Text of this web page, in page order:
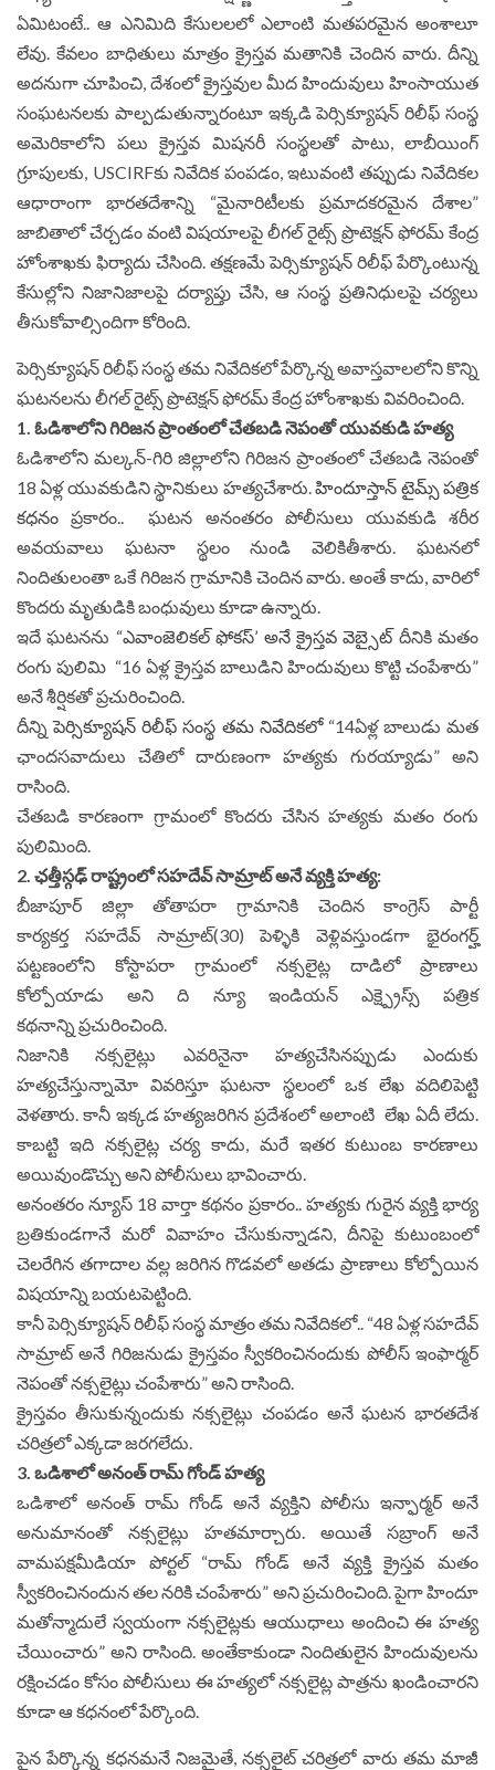
ఏమిటంటే.. ఆ ఎనిమిది కేసులలలో ఎలాంటి మతపరమైన అంశాలూ
లేవు. కేవలం బాధితులు మాత్రం క్రైస్తవ మతానికి చెందిన వారు. దీన్ని
అదనుగా చూపించి, దేశంలో క్రైస్తవుల మీద హిందువులు హింసాయుత
సంఘటనలకు పాల్పడుతున్నారంటూ ఇక్కడి పెర్సిక్యూషన్ రిలీఫ్ సంస్థ
అమెరికాలోని పలు క్రైస్తవ మిషనరీ సంస్థలతో పాటు, లాబీయింగ్
గ్రూపులకు, USCIRFకు నివేదిక పంపడం, ఇటువంటి తప్పుడు నివేదికల
ఆధారాంగా భారతదేశాన్ని “మైనారిటీలకు ప్రమాదకరమైన దేశాల”
జాబితాలో చేర్చడం వంటి విషయాలపై లీగల్ రైట్స్ ప్రొటెక్షన్ ఫోరమ్ కేంద్ర
హోంశాఖకు ఫిర్యాదు చేసింది. తక్షణమే పెర్సిక్యూషన్ రిలీఫ్ పేర్కొంటున్న
కేసుల్లోని నిజానిజాలపై దర్యాప్తు చేసి, ఆ సంస్థ ప్రతినిధులపై చర్యలు
తీసుకోవాల్సిందిగా కోరింది.
పెర్సిక్యూషన్ రిలీఫ్ సంస్థ తమ నివేదికలో పేర్కొన్న అవాస్తవాలలోని కొన్ని
ఘటనలను లీగల్ రైట్స్ ప్రొటెక్షన్ ఫోరమ్ కేంద్ర హోంశాఖకు వివరించింది.
1. ఓడిశాలోని గిరిజన ప్రాంతంలో చేతబడి నెపంతో యువకుడి హత్య
ఓడిశాలోని మల్కన్-గిరి జిల్లాలోని గిరిజన ప్రాంతంలో చేతబడి నెపంతో
18 ఏళ్ల యువకుడిని స్థానికులు హత్యచేశారు.హిందూస్తాన్ టైమ్స్ పత్రిక
కధనం ప్రకారం.. ఘటన అనంతరం పోలీసులు యువకుడి శరీర
అవయవాలు ఘటనా స్థలం నుండి వెలికితీశారు. ఘటనలో
నిందితులంతా ఒకే గిరిజన గ్రామానికి చెందిన వారు. అంతే కాదు, వారిలో
కొందరు మృతుడికి బంధువులు కూడా ఉన్నారు.
ఇదే ఘటనను “ఎవాంజెలికల్ ఫోకస్’ అనే క్రైస్తవ వెబ్సైట్దీనికి మతం
రంగు పులిమి “16 ఏళ్ల క్రైస్తవ బాలుడిని హిందువులు కొట్టి చంపేశారు”
అనే శీర్షికతో ప్రచురించింది.
దీన్నిపెర్సిక్యూషన్ రిలీఫ్ సంస్థ తమ నివేదికలో“14ఏళ్ల బాలుడు మత
ఛాందసవాదులు చేతిలో దారుణంగా హత్యకు గురయ్యాడు” అని
రాసింది.
చేతబడి కారణంగా గ్రామంలో కొందరు చేసిన హత్యకు మతం రంగు
పులిమింది.
2. ఛత్తీస్గఢ్ రాష్ట్రంలో సహదేవ్ సామ్రాట్ అనే వ్యక్తి హత్య:
బీజాపూర్ జిల్లా తోతాపరా గ్రామానికి చెందిన కాంగ్రెస్ పార్టీ
కార్యకర్త సహదేవ్ సామ్రాట్(30)పెళ్ళికి వెళ్లివస్తుండగా భైరంగర్హ్
పట్టణంలోని కోస్టాపరా గ్రామంలో నక్సలైట్ల దాడిలో ప్రాణాలు
కోల్పోయాడు అని ది న్యూ ఇండియన్ ఎక్ష్ప్రెస్స్ పత్రిక
కథనాన్ని ప్రచురించింది.
నిజానికి నక్సలైట్లు ఎవరినైనా హత్యచేసినప్పుడు ఎందుకు
హత్యచేస్తున్నామో వివరిస్తూ ఘటనా స్థలంలో ఒక లేఖ వదిలిపెట్టి
వెళతారు. కానీ ఇక్కడ హత్యజరిగిన ప్రదేశంలో అలాంటి లేఖ ఏదీ లేదు.
కాబట్టి ఇది నక్సలైట్ల చర్య కాదు, మరే ఇతర కుటుంబ కారణాలు
అయివుండొచ్చు అని పోలీసులు భావించారు.
అనంతరం న్యూస్ 18 వార్తా కథనం ప్రకారం.. హత్యకు గురైన వ్యక్తి భార్య
బ్రతికుండగానే మరో వివాహం చేసుకున్నాడని, దీనిపై కుటుంబంలో
చెలరేగిన తగాదాల వల్ల జరిగిన గొడవలో అతడు ప్రాణాలు కోల్పోయిన
విషయాన్ని బయటపెట్టింది.
కానీ పెర్సిక్యూషన్ రిలీఫ్ సంస్థ మాత్రం తమ నివేదికలో.. “48 ఏళ్ల సహదేవ్
సామ్రాట్ అనే గిరిజనుడు క్రైస్తవం స్వీకరించినందుకు పోలీస్ ఇంఫార్మర్
నెపంతో నక్సలైట్లు చంపేశారు” అని రాసింది.
క్రైస్తవం తీసుకున్నందుకు నక్సలైట్లు చంపడం అనే ఘటన భారతదేశ
చరిత్రలో ఎక్కడా జరగలేదు.
3. ఒడిశాలో అనంత్ రామ్ గోండ్ హత్య
ఒడిశాలో అనంత్ రామ్ గోండ్ అనే వ్య‌క్తిని పోలీసు ఇన్ఫార్మర్ అనే
అనుమానంతో నక్సలైట్లు హ‌త‌మార్చారు. అయితే స‌బ్రాంగ్ అనే
వామ‌ప‌క్షమీడియా పోర్ట‌ల్ “రామ్ గోండ్ అనే వ్యక్తి క్రైస్త‌వ మతం
స్వీకరించినందున త‌ల న‌రికి చంపేశారు” అని ప్రచురించింది. పైగా హిందూ
మతోన్మాదులే స్వయంగా నక్సలైట్లకు ఆయుధాలు అందించి ఈ హత్య
చేయించారు” అని రాసింది. అంతేకాకుండా నిందితులైన హిందువులను
రక్షించడం కోసం పోలీసులు ఈ హత్యలో నక్సలైట్ల పాత్రను ఖండించార‌ని
కూడా ఆ కధనంలో పేర్కొంది.
పైన పేర్కొన్న కధనమనే నిజమైతే, నక్సలైట్ చరిత్రలో వారు తమ మాజీ